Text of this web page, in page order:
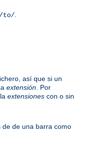
to/
así que si un
extensión . Por
extensiones con o sin
de una barra como